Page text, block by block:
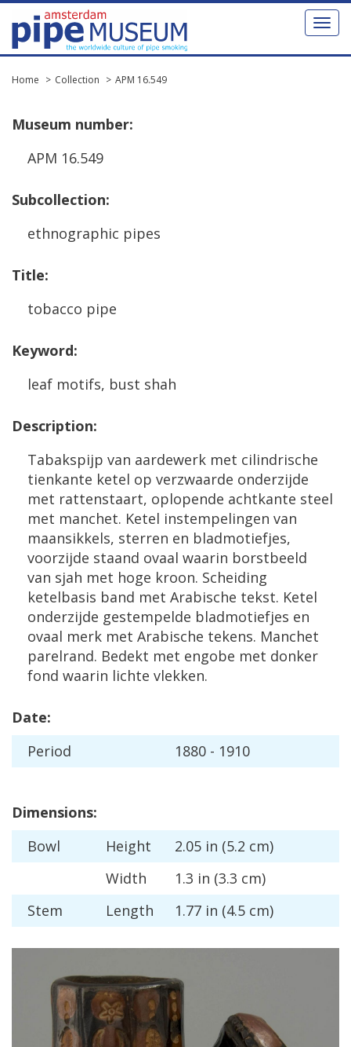
Toggle
Home Collection APM 16.549
Museum number:
APM 16.549
Subcollection:
ethnographic pipes
Title:
tobacco pipe
Keyword:
leaf motifs, bust shah
Description:
Tabakspijp van aardewerk met cilindrische
tienkante ketel op verzwaarde onderzijde
met rattenstaart, oplopende achtkante steel
met manchet. Ketel instempelingen van
maansikkels, sterren en bladmotiefjes,
voorzijde staand ovaal waarin borstbeeld
van sjah met hoge kroon. Scheiding
ketelbasis band met Arabische tekst. Ketel
onderzijde gestempelde bladmotiefjes en
ovaal merk met Arabische tekens. Manchet
parelrand. Bedekt met engobe met donker
fond waarin lichte vlekken.
Date:
Period
1880 - 1910
Dimensions:
Bowl
Height 2.05 in (5.2 cm)
Width
1.3 in (3.3 cm)
Stem
Length 1.77 in (4.5 cm)